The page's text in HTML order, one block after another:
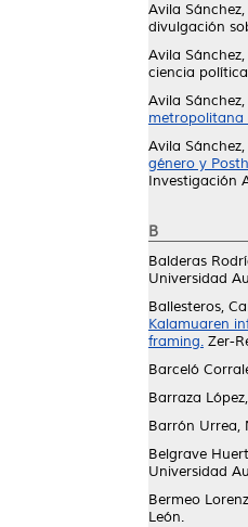
Avila
divulgación
Avila
ciencia
Avila
metropolitana
Avila
género y
Investigación
B
Balderas
Universidad
Ballesteros,
Kalamuaren
framing. Zer-
Barceló
Barraza
Barrón Urrea,
Belgrave
Universidad
Bermeo
León.